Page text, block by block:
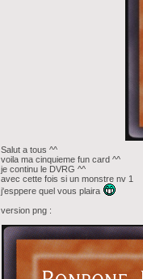
Salut a tous ^^
voila ma cinquieme fun card ^^
je continu le DVRG ^^
avec cette fois si un monstre nv 1
j'esppere quel vous plaira
version png :